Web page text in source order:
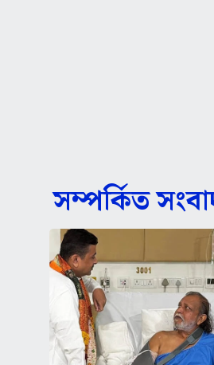
সম্পর্কিত